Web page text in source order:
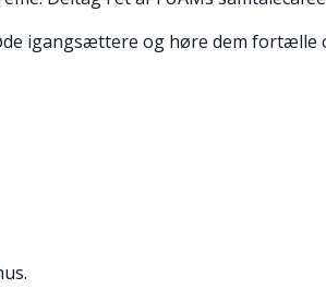
igangsættere og høre dem fortælle